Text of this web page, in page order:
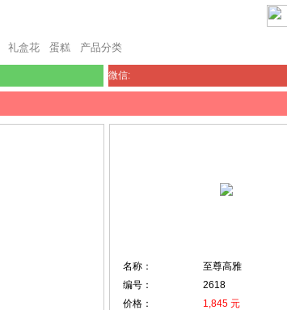
礼盒花 蛋糕 产品分类
微信:
名称：
至尊高雅
编号：
2618
价格：
1,845 元